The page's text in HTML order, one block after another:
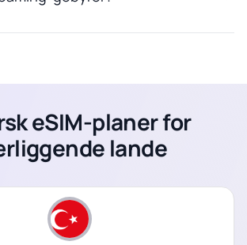
eSIM-planer for
lande